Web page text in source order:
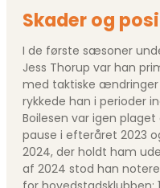
Skader og
I de første sæsoner
Jess Thorup var han
med taktiske
rykkede han i perioder
Boilesen var igen
pause i efteråret 2023
2024, der holdt ham
af 2024 stod han